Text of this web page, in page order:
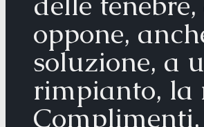
oppone,
soluzione, a
rimpianto, la